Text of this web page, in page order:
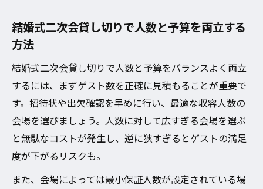
結婚式二次会貸し切りで人数と予算を両立する
方法
結婚式二次会貸し切りで人数と予算をバランスよく両立
するには、まずゲスト数を正確に見積もることが重要で
す。招待状や出欠確認を早めに行い、最適な収容人数の
会場を選びましょう。人数に対して広すぎる会場を選ぶ
と無駄なコストが発生し、逆に狭すぎるとゲストの満足
度が下がるリスクも。
また、会場によっては最小保証人数が設定されている場